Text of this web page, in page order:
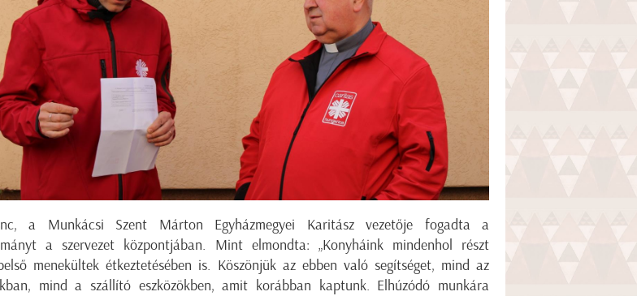
a Munkácsi Szent Márton Egyházmegyei Karitász vezetője fogadta a
a szervezet központjában. Mint elmondta: „Konyháink mindenhol részt
menekültek étkeztetésében is. Köszönjük az ebben való segítséget, mind az
mind a szállító eszközökben, amit korábban kaptunk. Elhúzódó munkára